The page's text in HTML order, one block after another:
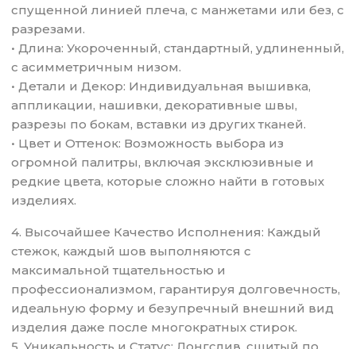
спущенной линией плеча, с манжетами или без, с
разрезами.
• Длина: Укороченный, стандартный, удлиненный,
с асимметричным низом.
• Детали и Декор: Индивидуальная вышивка,
аппликации, нашивки, декоративные швы,
разрезы по бокам, вставки из других тканей.
• Цвет и Оттенок: Возможность выбора из
огромной палитры, включая эксклюзивные и
редкие цвета, которые сложно найти в готовых
изделиях.
4. Высочайшее Качество Исполнения: Каждый
стежок, каждый шов выполняются с
максимальной тщательностью и
профессионализмом, гарантируя долговечность,
идеальную форму и безупречный внешний вид
изделия даже после многократных стирок.